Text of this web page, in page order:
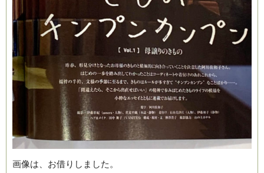
画像は、お借りしました。